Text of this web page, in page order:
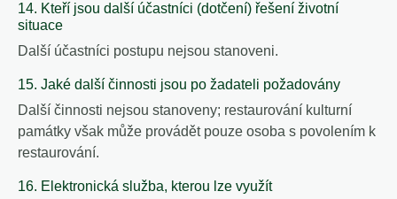
14. Kteří jsou další účastníci (dotčení) řešení životní
situace
Další účastníci postupu nejsou stanoveni.
15. Jaké další činnosti jsou po žadateli požadovány
Další činnosti nejsou stanoveny; restaurování kulturní
památky však může provádět pouze osoba s povolením k
restaurování.
16. Elektronická služba, kterou lze využít